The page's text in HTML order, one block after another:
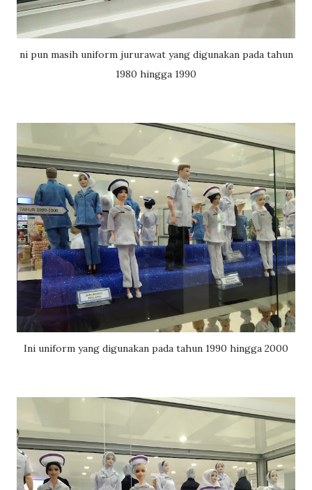
ni pun masih uniform jururawat yang digunakan pada tahun
1980 hingga 1990
Ini uniform yang digunakan pada tahun 1990 hingga 2000